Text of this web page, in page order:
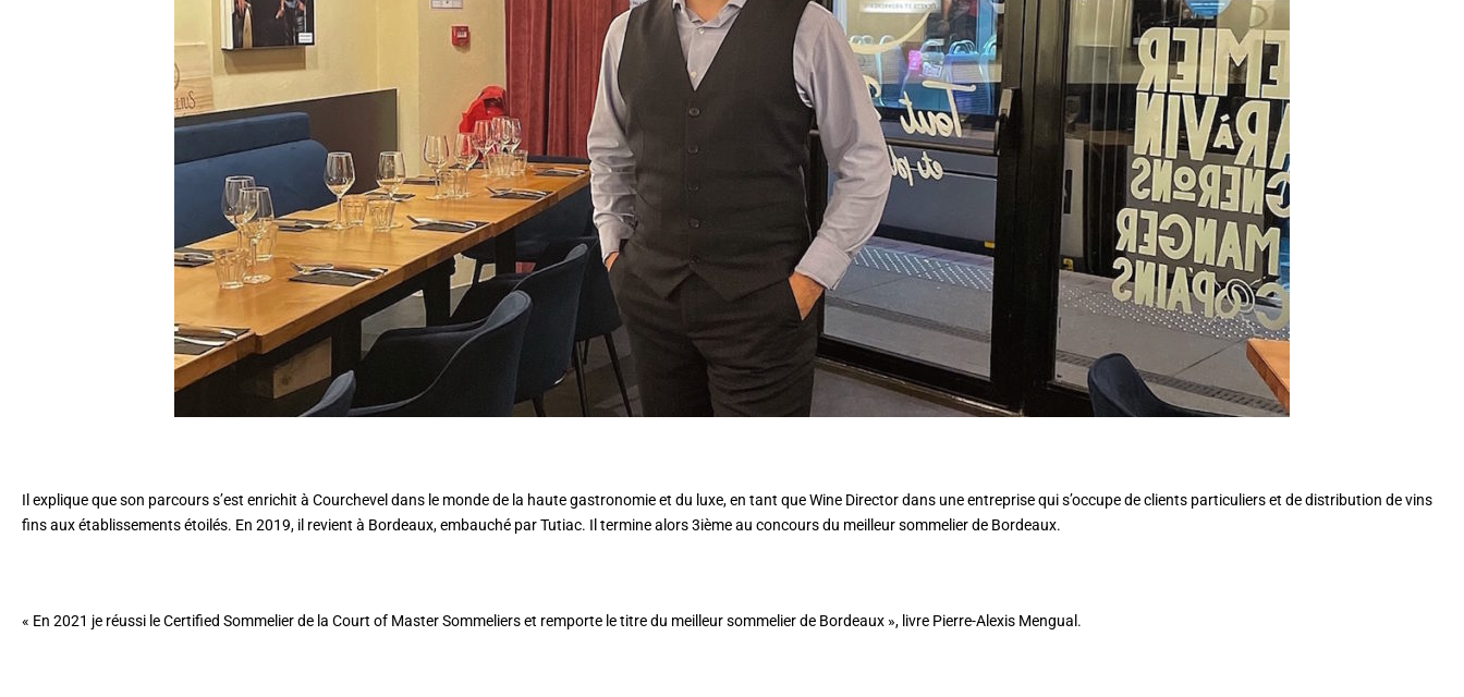
Il explique que son parcours s’est enrichit à Courchevel dans le monde de la haute gastronomie et du luxe, en tant que Wine Director dans une entreprise qui s’occupe de clients particuliers et de distribution de vins
fins aux établissements étoilés. En 2019, il revient à Bordeaux, embauché par Tutiac. Il termine alors 3ième au concours du meilleur sommelier de Bordeaux.
« En 2021 je réussi le Certified Sommelier de la Court of Master Sommeliers et remporte le titre du meilleur sommelier de Bordeaux », livre Pierre-Alexis Mengual.